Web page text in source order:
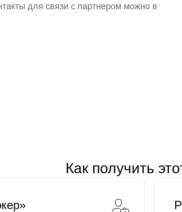
для связи с партнером можно в
Как получить